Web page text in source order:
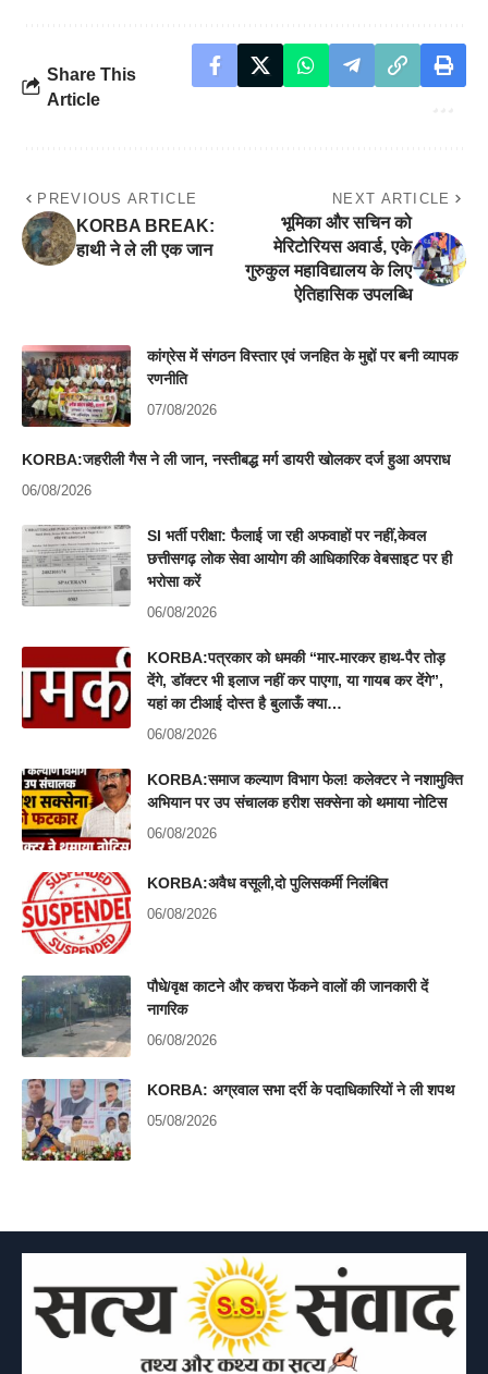
Share This
Article
PREVIOUS ARTICLE
KORBA BREAK:
हाथी ने ले ली एक जान
NEXT ARTICLE
भूमिका और सचिन को
मेरिटोरियस अवार्ड, एके
गुरुकुल महाविद्यालय के लिए
ऐतिहासिक उपलब्धि
कांग्रेस में संगठन विस्तार एवं जनहित के मुद्दों पर बनी व्यापक
रणनीति
07/08/2026
KORBA:जहरीली गैस ने ली जान, नस्तीबद्ध मर्ग डायरी खोलकर दर्ज हुआ अपराध
06/08/2026
SI भर्ती परीक्षा: फैलाई जा रही अफवाहों पर नहीं,केवल
छत्तीसगढ़ लोक सेवा आयोग की आधिकारिक वेबसाइट पर ही
भरोसा करें
06/08/2026
KORBA:पत्रकार को धमकी “मार-मारकर हाथ-पैर तोड़
देंगे, डॉक्टर भी इलाज नहीं कर पाएगा, या गायब कर देंगे”,
यहां का टीआई दोस्त है बुलाऊँ क्या…
06/08/2026
KORBA:समाज कल्याण विभाग फेल! कलेक्टर ने नशामुक्ति
अभियान पर उप संचालक हरीश सक्सेना को थमाया नोटिस
06/08/2026
KORBA:अवैध वसूली,दो पुलिसकर्मी निलंबित
06/08/2026
पौधे/वृक्ष काटने और कचरा फेंकने वालों की जानकारी दें
नागरिक
06/08/2026
KORBA: अग्रवाल सभा दर्री के पदाधिकारियों ने ली शपथ
05/08/2026